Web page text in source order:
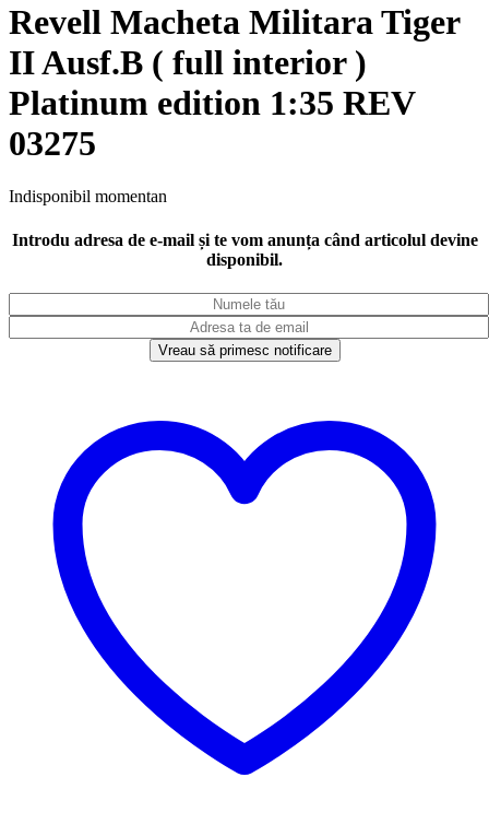
Revell Macheta Militara Tiger
II Ausf.B ( full interior )
Platinum edition 1:35 REV
03275
Indisponibil momentan
Introdu adresa de e-mail și te vom anunța când articolul devine
disponibil.
Vreau să primesc notificare